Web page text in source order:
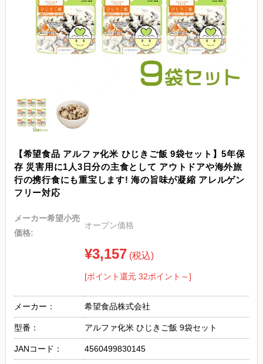
【希望食品 アルファ化米 ひじきご飯 9袋セット】5年保
存 災害用に1人3日分の主食として アウトドアや海外旅
行の携行食にも重宝します! 海の旨味が凝縮 アレルゲン
フリー対応
メーカー希望小売
価格:
オープン価格
¥3,157 (税込)
[ポイント還元 32ポイント～]
メーカー： 希望食品株式会社
型番： アルファ化米 ひじきご飯 9袋セット
JANコード： 4560499830145